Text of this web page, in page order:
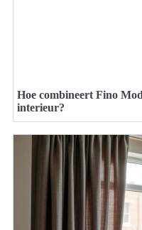
Hoe combineert Fino
interieur?